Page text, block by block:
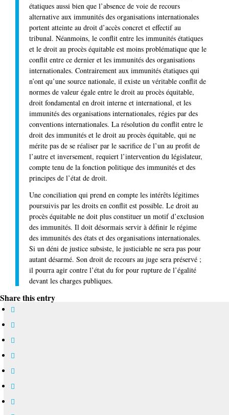
étatiques aussi bien que l’absence de voie de recours
alternative aux immunités des organisations internationales
portent atteinte au droit d’accès concret et effectif au
tribunal. Néanmoins, le conflit entre les immunités étatiques
et le droit au procès équitable est moins problématique que le
conflit entre ce dernier et les immunités des organisations
internationales. Contrairement aux immunités étatiques qui
n’ont qu’une source nationale, il existe un véritable conflit de
normes de valeur égale entre le droit au procès équitable,
droit fondamental en droit interne et international, et les
immunités des organisations internationales, régies par des
conventions internationales. La résolution du conflit entre le
droit des immunités et le droit au procès équitable, qui ne
mérite pas de se réaliser par le sacrifice de l’un au profit de
l’autre et inversement, requiert l’intervention du législateur,
compte tenu de la fonction politique des immunités et des
principes de l’état de droit.
Une conciliation qui prend en compte les intérêts légitimes
poursuivis par les droits en conflit est possible. Le droit au
procès équitable ne doit plus constituer un motif d’exclusion
des immunités. Il doit désormais servir à définir le régime
des immunités des états et des organisations internationales.
Si un déni de justice subsiste, le justiciable ne sera pas pour
autant désarmé. Son droit de recours au juge sera préservé ;
il pourra agir contre l’état du for pour rupture de l’égalité
devant les charges publiques.
Share this entry